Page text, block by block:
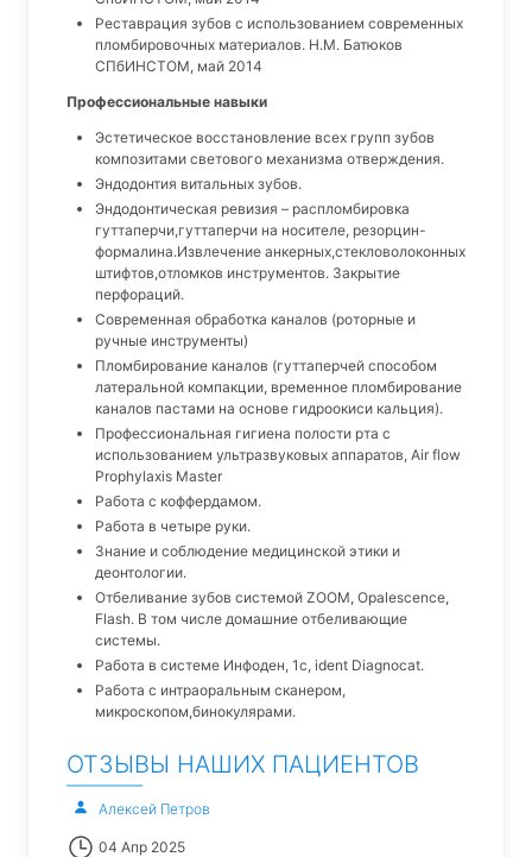
Реставрация зубов с использованием современных
пломбировочных материалов. Н.М. Батюков
СПбИНСТОМ, май 2014
Профессиональные навыки
Эстетическое восстановление всех групп зубов
композитами светового механизма отверждения.
Эндодонтия витальных зубов.
Эндодонтическая ревизия – распломбировка
гуттаперчи,гуттаперчи на носителе, резорцин-
формалина.Извлечение анкерных,стекловолоконных
штифтов,отломков инструментов. Закрытие
перфораций.
Современная обработка каналов (роторные и
ручные инструменты)
Пломбирование каналов (гуттаперчей способом
латеральной компакции, временное пломбирование
каналов пастами на основе гидроокиси кальция).
Профессиональная гигиена полости рта с
использованием ультразвуковых аппаратов, Air flow
Prophylaxis Master
Работа с коффердамом.
Работа в четыре руки.
Знание и соблюдение медицинской этики и
деонтологии.
Отбеливание зубов системой ZOOM, Opalescence,
Flash. В том числе домашние отбеливающие
системы.
Работа в системе Инфоден, 1с, ident Diagnocat.
Работа с интраоральным сканером,
микроскопом,бинокулярами.
ОТЗЫВЫ НАШИХ ПАЦИЕНТОВ
Алексей Петров
04 Апр 2025